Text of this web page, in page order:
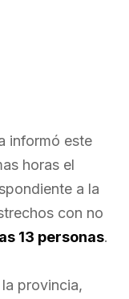
informó este
horas el
a la
con no
13 personas.
provincia,